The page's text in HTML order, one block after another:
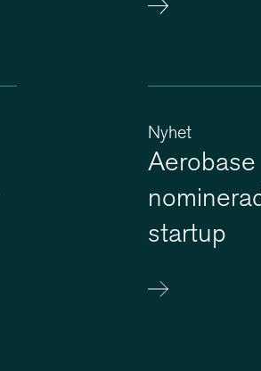
Nyhet
startup